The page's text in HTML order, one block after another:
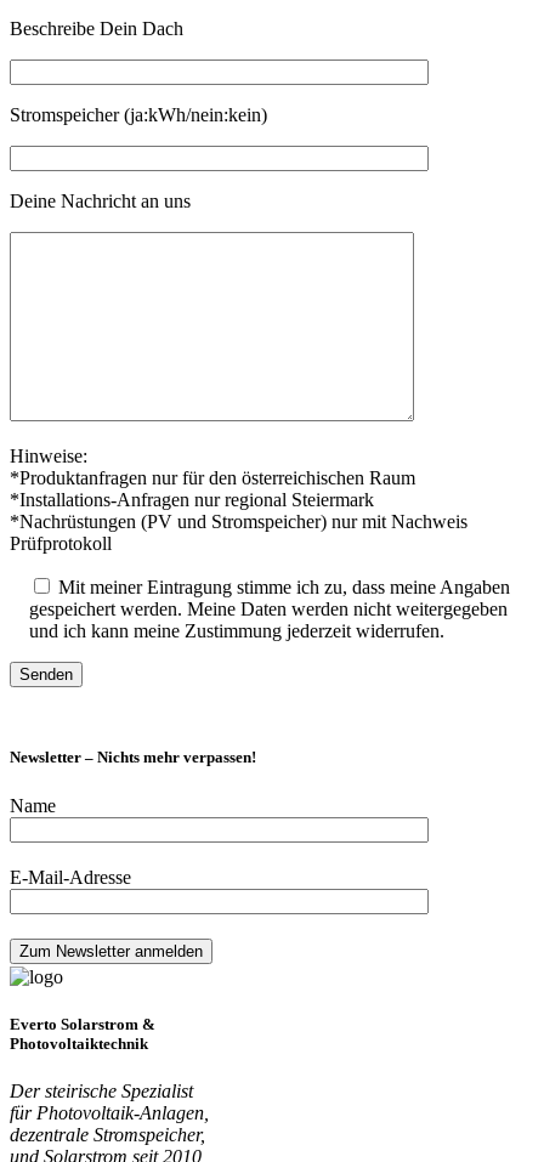
Beschreibe Dein Dach
Stromspeicher (ja:kWh/nein:kein)
Deine Nachricht an uns
Hinweise:
*Produktanfragen nur für den österreichischen Raum
*Installations-Anfragen nur regional Steiermark
*Nachrüstungen (PV und Stromspeicher) nur mit Nachweis
Prüfprotokoll
Mit meiner Eintragung stimme ich zu, dass meine Angaben
gespeichert werden. Meine Daten werden nicht weitergegeben
und ich kann meine Zustimmung jederzeit widerrufen.
Newsletter – Nichts mehr verpassen!
Name
E-Mail-Adresse
Everto Solarstrom &
Photovoltaiktechnik
Der steirische Spezialist
für Photovoltaik-Anlagen,
dezentrale Stromspeicher,
und Solarstrom seit 2010